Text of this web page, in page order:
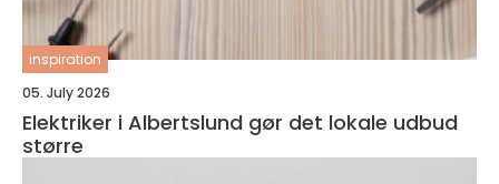
inspiration
05. July 2026
Elektriker i Albertslund gør det lokale udbud
større